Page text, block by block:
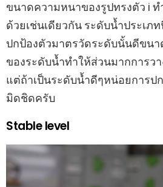
ขนาดความหนาของรูปทรงตัว i
ด้วยเช่นเดียวกัน ระดับน้ำประเภ
ปกป้องตัวมาตรวัดระดับนั้นดีขนา
ของระดับน้ำทำให้ส่วนมากการว
แต่ถ้าเป็นระดับน้ำดีๆหน่อยการป
มิดชิดครับ
Stable level